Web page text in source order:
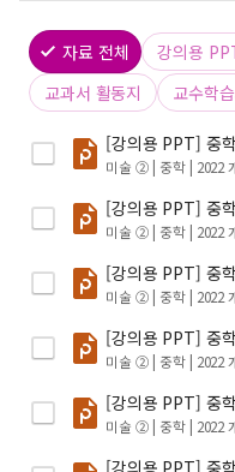
자료 전체 강의용
교과서 활동지
교수학
[강의용 PPT] 중
미술 ② | 중학 | 2022
[강의용 PPT] 중
미술 ② | 중학 | 2022
[강의용 PPT] 중
미술 ② | 중학 | 2022
[강의용 PPT] 중
미술 ② | 중학 | 2022
[강의용 PPT] 중
미술 ② | 중학 | 2022
[강의용 PPT] 중